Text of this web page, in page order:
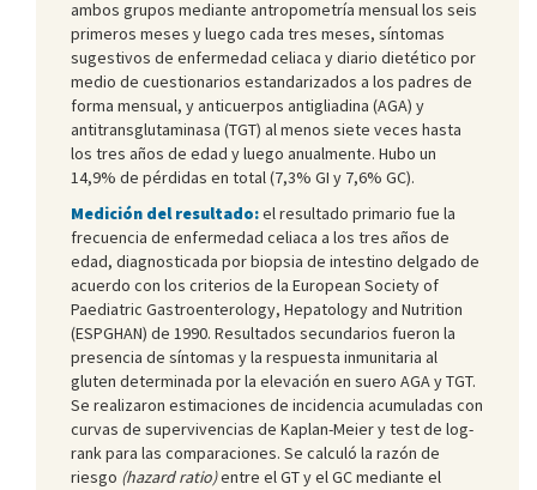
ambos grupos mediante antropometría mensual los seis
primeros meses y luego cada tres meses, síntomas
sugestivos de enfermedad celiaca y diario dietético por
medio de cuestionarios estandarizados a los padres de
forma mensual, y anticuerpos antigliadina (AGA) y
antitransglutaminasa (TGT) al menos siete veces hasta
los tres años de edad y luego anualmente. Hubo un
14,9% de pérdidas en total (7,3% GI y 7,6% GC).
Medición del resultado:el resultado primario fue la
frecuencia de enfermedad celiaca a los tres años de
edad, diagnosticada por biopsia de intestino delgado de
acuerdo con los criterios de la European Society of
Paediatric Gastroenterology, Hepatology and Nutrition
(ESPGHAN) de 1990. Resultados secundarios fueron la
presencia de síntomas y la respuesta inmunitaria al
gluten determinada por la elevación en suero AGA y TGT.
Se realizaron estimaciones de incidencia acumuladas con
curvas de supervivencias de Kaplan-Meier y test de log-
rank para las comparaciones. Se calculó la razón de
riesgo (hazard ratio)entre el GT y el GC mediante el